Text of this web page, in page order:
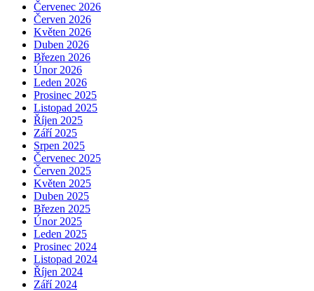
Červenec 2026
Červen 2026
Květen 2026
Duben 2026
Březen 2026
Únor 2026
Leden 2026
Prosinec 2025
Listopad 2025
Říjen 2025
Září 2025
Srpen 2025
Červenec 2025
Červen 2025
Květen 2025
Duben 2025
Březen 2025
Únor 2025
Leden 2025
Prosinec 2024
Listopad 2024
Říjen 2024
Září 2024